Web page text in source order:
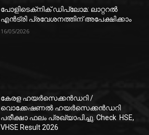
പോളിടെക്‌നിക് ഡിപ്ലോമ: ലാറ്ററൽ
എൻട്രി പ്രവേശനത്തിന് അപേക്ഷിക്കാം
16/05/2026
കേരള ഹയർസെക്കൻഡറി /
വൊക്കേഷണൽ ഹയർസെക്കൻഡറി
പരീക്ഷാ ഫലം പ്രഖ്യാപിച്ചു. Check HSE,
VHSE Result 2026